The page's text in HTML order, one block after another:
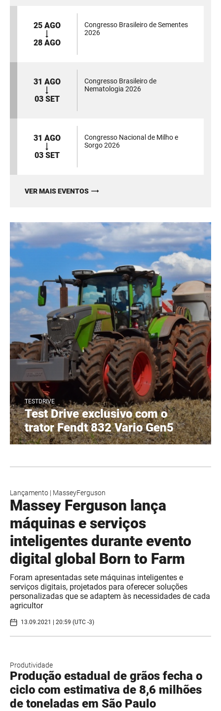
25 AGO
28 AGO
Congresso Brasileiro de Sementes
2026
31 AGO
03 SET
Congresso Brasileiro de
Nematologia 2026
31 AGO
03 SET
Congresso Nacional de Milho e
Sorgo 2026
VER MAIS EVENTOS
TESTDRIVE
Test Drive exclusivo com o
trator Fendt 832 Vario Gen5
Lançamento | MasseyFerguson
Massey Ferguson lança
máquinas e serviços
inteligentes durante evento
digital global Born to Farm
Foram apresentadas sete máquinas inteligentes e
serviços digitais, projetados para oferecer soluções
personalizadas que se adaptem às necessidades de cada
agricultor
13.09.2021 | 20:59 (UTC -3)
Produtividade
Produção estadual de grãos fecha o
ciclo com estimativa de 8,6 milhões
de toneladas em São Paulo